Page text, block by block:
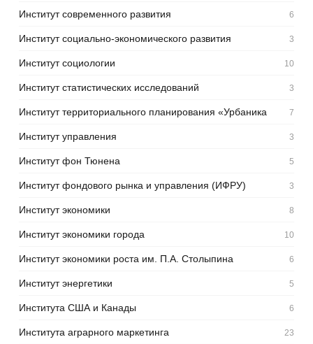
Институт современного развития 6
Институт социально-экономического развития 3
Институт социологии 10
Институт статистических исследований 3
Институт территориального планирования «Урбаника 7
Институт управления 3
Институт фон Тюнена 5
Институт фондового рынка и управления (ИФРУ) 3
Институт экономики 8
Институт экономики города 10
Институт экономики роста им. П.А. Столыпина 6
Институт энергетики 5
Института США и Канады 6
Института аграрного маркетинга 23